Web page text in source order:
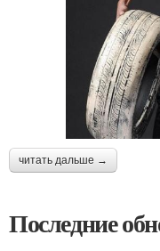
читать дальше →
Последние